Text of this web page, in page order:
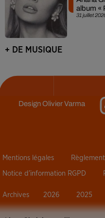
31 juillet
album «
+ DE MUSIQUE
DesignOlivier Varma
Mentions légales
Notice d’information RGPD
Archives 2026 2025